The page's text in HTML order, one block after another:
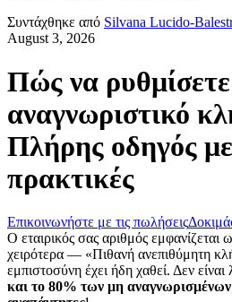
Συντάχθηκε από Silvana Lucido-
August 3, 2026
Πώς να ρυθμίσετε
αναγνωριστικό
Πλήρης οδηγός με
πρακτικές
Επικοινωνήστε με τις πωλήσεις
Ο εταιρικός σας αριθμός
χειρότερα — «Πιθανή ανεπιθύμητη
εμπιστοσύνη έχει ήδη χαθεί. Δεν
και το 80% των μη